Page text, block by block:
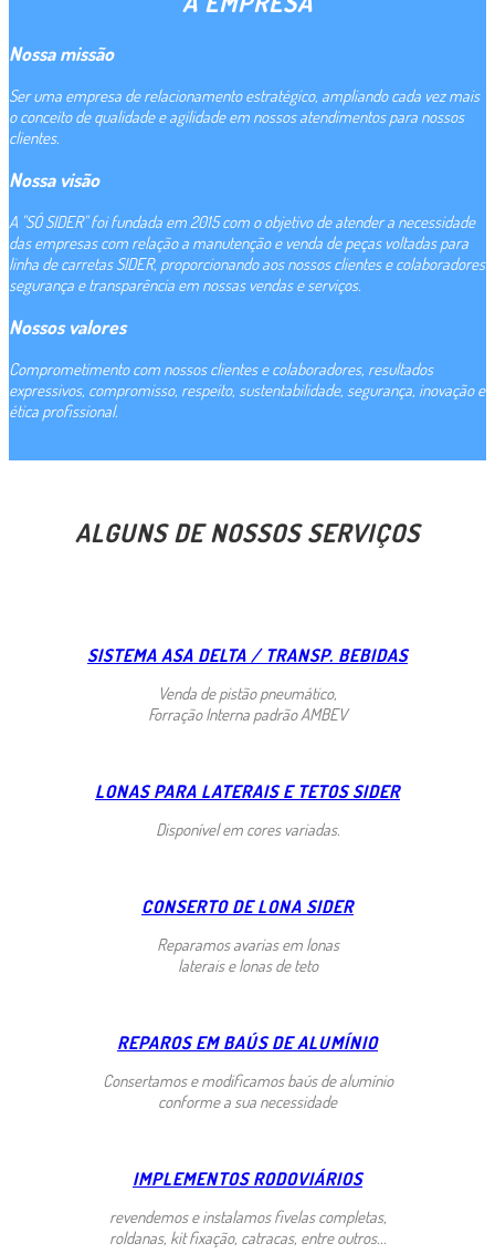
Nossa missão
Ser uma empresa de relacionamento estratégico, ampliando cada vez mais
o conceito de qualidade e agilidade em nossos atendimentos para nossos
clientes.
Nossa visão
A "SÓ SIDER" foi fundada em 2015 com o objetivo de atender a necessidade
das empresas com relação a manutenção e venda de peças voltadas para
linha de carretas SIDER, proporcionando aos nossos clientes e colaboradores
segurança e transparência em nossas vendas e serviços.
Nossos valores
Comprometimento com nossos clientes e colaboradores, resultados
expressivos, compromisso, respeito, sustentabilidade, segurança, inovação e
ética profissional.
ALGUNS DE NOSSOS SERVIÇOS
SISTEMA ASA DELTA / TRANSP. BEBIDAS
Venda de pistão pneumático,
Forração Interna padrão AMBEV
LONAS PARA LATERAIS E TETOS SIDER
Disponível em cores variadas.
CONSERTO DE LONA SIDER
Reparamos avarias em lonas
laterais e lonas de teto
REPAROS EM BAÚS DE ALUMÍNIO
Consertamos e modificamos baús de alumínio
conforme a sua necessidade
IMPLEMENTOS RODOVIÁRIOS
revendemos e instalamos fivelas completas,
roldanas, kit fixação, catracas, entre outros...